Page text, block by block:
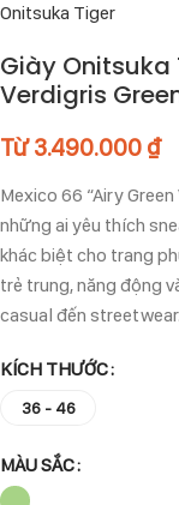
Onitsuka Tiger
Giày Onitsuka
Verdigris
Từ3.490.000 ₫
Mexico 66 “Airy
những ai yêu thích
khác biệt cho trang
trẻ trung, năng động
casual đến streetwear.
KÍCH THƯỚC
36 - 46
MÀU SẮC